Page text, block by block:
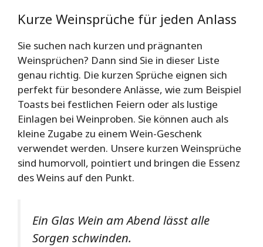
Kurze Weinsprüche für jeden Anlass
Sie suchen nach kurzen und prägnanten
Weinsprüchen? Dann sind Sie in dieser Liste
genau richtig. Die kurzen Sprüche eignen sich
perfekt für besondere Anlässe, wie zum Beispiel
Toasts bei festlichen Feiern oder als lustige
Einlagen bei Weinproben. Sie können auch als
kleine Zugabe zu einem Wein-Geschenk
verwendet werden. Unsere kurzen Weinsprüche
sind humorvoll, pointiert und bringen die Essenz
des Weins auf den Punkt.
Ein Glas Wein am Abend lässt alle
Sorgen schwinden.